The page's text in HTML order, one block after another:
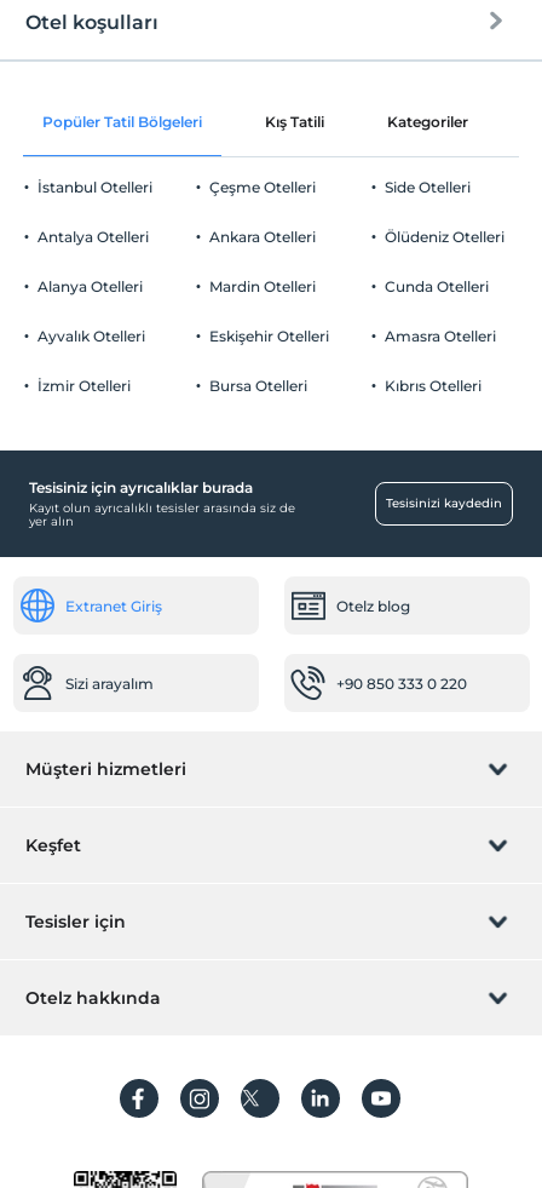
Otel koşulları
Check/in
Check/out
En geç saat 00:00 ve öncesi
Evcil Hayvan
2 yaşına kadar olan bebekler ücretsizdir.
Popüler Tatil Bölgeleri Kış Tatili Kategoriler
İstanbul Otelleri
Antalya Otelleri
Alanya Otelleri
Ayvalık Otelleri
İzmir Otelleri
Çeşme Otelleri
Ankara Otelleri
Mardin Otelleri
Eskişehir Otelleri
Bursa Otelleri
Side Otelleri
Ölüdeniz Otelleri
Cunda Otelleri
Amasra Otelleri
Kıbrıs Otelleri
Tesisiniz için ayrıcalıklar burada
Kayıt olun ayrıcalıklı tesisler arasında siz de
yer alın
Tesisinizi kaydedin
Extranet Giriş Otelz blog
Sizi arayalım +90 850 333 0 220
Müşteri hizmetleri
Rezervasyon yönet
Sıkça sorulan sorular
Keşfet
Hediye Kart
Hesap oluştur
Tesisler için
Hemen tesisinizi ekleyin
Otelz hakkında